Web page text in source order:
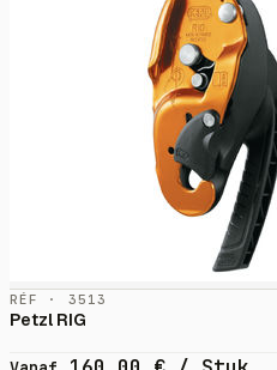
RÉF · 3513
Petzl RIG